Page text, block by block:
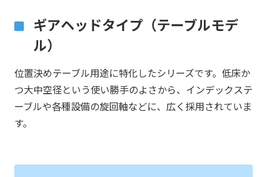
ギアヘッドタイプ（テーブルモデ
ル）
位置決めテーブル用途に特化したシリーズです。低床か
つ大中空径という使い勝手のよさから、インデックステ
ーブルや各種設備の旋回軸などに、広く採用されていま
す。